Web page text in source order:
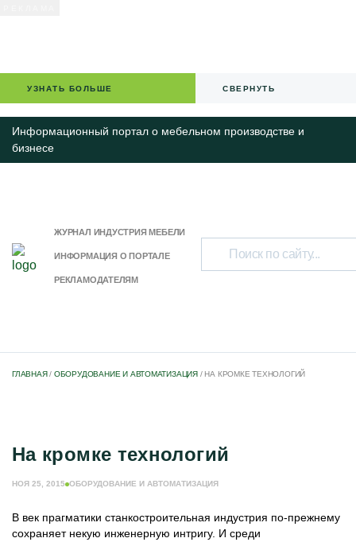
УЗНАТЬ БОЛЬШЕ СВЕРНУТЬ
Информационный портал о мебельном производстве и
бизнесе
ЖУРНАЛ ИНДУСТРИЯ МЕБЕЛИ
ИНФОРМАЦИЯ О ПОРТАЛЕ
РЕКЛАМОДАТЕЛЯМ
ГЛАВНАЯ/ ОБОРУДОВАНИЕ И АВТОМАТИЗАЦИЯ / НА КРОМКЕ ТЕХНОЛОГИЙ
На кромке технологий
НОЯ 25, 2015 ОБОРУДОВАНИЕ И АВТОМАТИЗАЦИЯ
В век прагматики станкостроительная индустрия по-прежнему
сохраняет некую инженерную интригу. И среди